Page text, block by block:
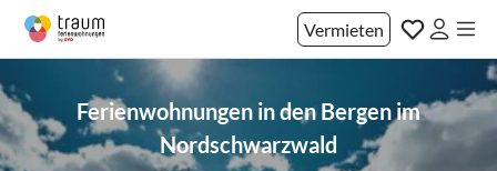
Vermieten
Ferienwohnungen in den Bergen im
Nordschwarzwald